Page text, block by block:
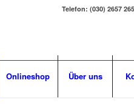
Telefon: (030) 2657
Onlineshop Über uns